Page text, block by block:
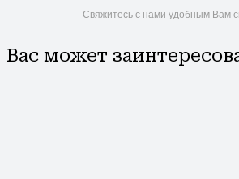
Свяжитесь с нами удобным Вам
Вас может